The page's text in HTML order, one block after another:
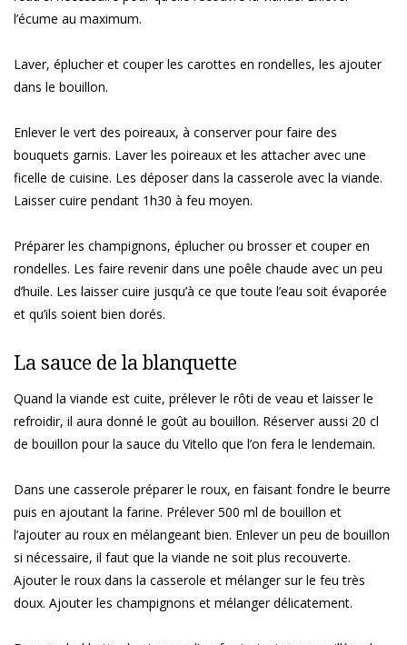
l’écume au maximum.
Laver, éplucher et couper les carottes en rondelles, les ajouter
dans le bouillon.
Enlever le vert des poireaux, à conserver pour faire des
bouquets garnis. Laver les poireaux et les attacher avec une
ficelle de cuisine. Les déposer dans la casserole avec la viande.
Laisser cuire pendant 1h30 à feu moyen.
Préparer les champignons, éplucher ou brosser et couper en
rondelles. Les faire revenir dans une poêle chaude avec un peu
d’huile. Les laisser cuire jusqu’à ce que toute l’eau soit évaporée
et qu’ils soient bien dorés.
La sauce de la blanquette
Quand la viande est cuite, prélever le rôti de veau et laisser le
refroidir, il aura donné le goût au bouillon. Réserver aussi 20 cl
de bouillon pour la sauce du Vitello que l’on fera le lendemain.
Dans une casserole préparer le roux, en faisant fondre le beurre
puis en ajoutant la farine. Prélever 500 ml de bouillon et
l’ajouter au roux en mélangeant bien. Enlever un peu de bouillon
si nécessaire, il faut que la viande ne soit plus recouverte.
Ajouter le roux dans la casserole et mélanger sur le feu très
doux. Ajouter les champignons et mélanger délicatement.